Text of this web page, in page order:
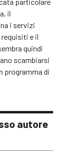
il
i servizi
e il
quindi
scambiarsi
programma di
autore